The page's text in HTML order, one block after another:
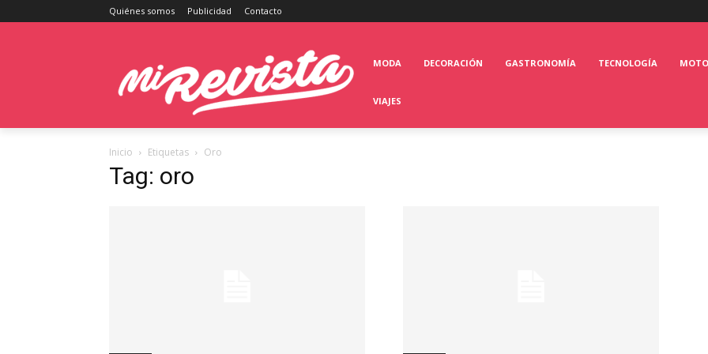
Quiénes somos Publicidad Contacto
MODA DECORACIÓN GASTRONOMÍA TECNOLOGÍA
VIAJES
Inicio Etiquetas Oro
Tag: oro